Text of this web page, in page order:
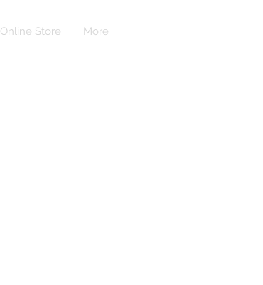
Online Store More